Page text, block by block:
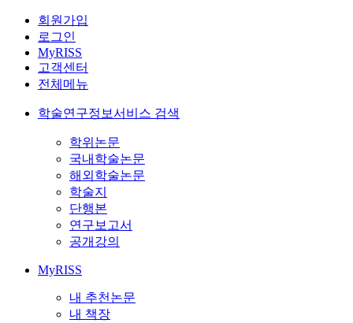
회원가입
로그인
MyRISS
고객센터
전체메뉴
학술연구정보서비스 검색
학위논문
국내학술논문
해외학술논문
학술지
단행본
연구보고서
공개강의
MyRISS
내 추천논문
내 책장